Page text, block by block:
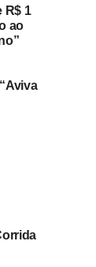
R$ 1
ao